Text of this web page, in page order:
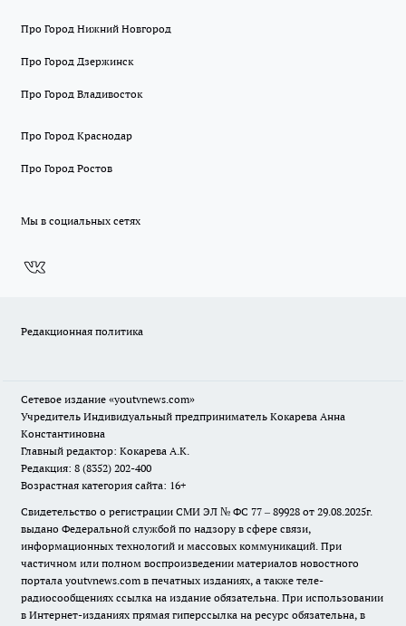
Про Город Нижний Новгород
Про Город Дзержинск
Про Город Владивосток
Про Город Краснодар
Про Город Ростов
Мы в социальных сетях
Редакционная политика
Сетевое издание «youtvnews.com»
Учредитель Индивидуальный предприниматель Кокарева Анна
Константиновна
Главный редактор: Кокарева А.К.
Редакция: 8 (8352) 202-400
Возрастная категория сайта: 16+
Свидетельство о регистрации СМИ ЭЛ № ФС 77 – 89928 от 29.08.2025г.
выдано Федеральной службой по надзору в сфере связи,
информационных технологий и массовых коммуникаций. При
частичном или полном воспроизведении материалов новостного
портала youtvnews.com в печатных изданиях, а также теле-
радиосообщениях ссылка на издание обязательна. При использовании
в Интернет-изданиях прямая гиперссылка на ресурс обязательна, в